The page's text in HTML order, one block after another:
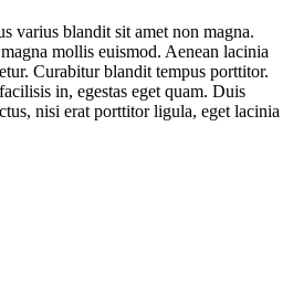
varius blandit sit amet non magna.
mollis euismod. Aenean lacinia
Curabitur blandit tempus porttitor.
in, egestas eget quam. Duis
nisi erat porttitor ligula, eget lacinia